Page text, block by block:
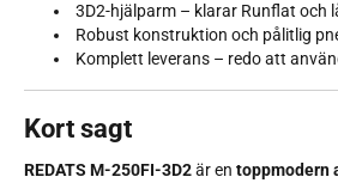
3D2-hjälparm – klarar Runflat och
Robust konstruktion och pålitlig
Komplett leverans – redo att
Kort sagt
REDATS M-250FI-3D2är en toppmodern